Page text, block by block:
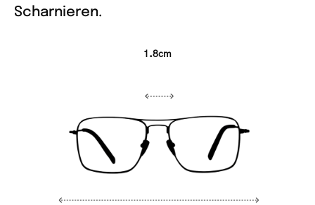
Scharnieren.
1.8cm